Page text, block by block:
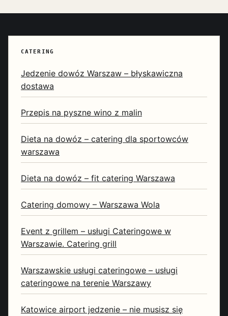
CATERING
Jedzenie dowóz Warszaw – błyskawiczna
dostawa
Przepis na pyszne wino z malin
Dieta na dowóz – catering dla sportowców
warszawa
Dieta na dowóz – fit catering Warszawa
Catering domowy – Warszawa Wola
Event z grillem – usługi Cateringowe w
Warszawie. Catering grill
Warszawskie usługi cateringowe – usługi
cateringowe na terenie Warszawy
Katowice airport jedzenie – nie musisz się